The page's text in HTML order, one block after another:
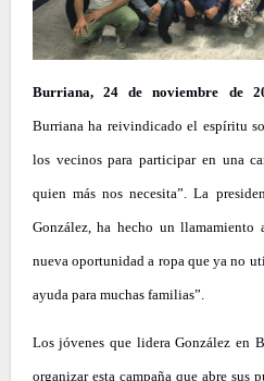
Burriana, 24 de noviembre de
Burriana ha reivindicado el espíritu
los vecinos para participar en una
quien más nos necesita”. La
González, ha hecho un llamamiento
nueva oportunidad a ropa que ya no
ayuda para muchas familias”.
Los jóvenes que lidera González en
organizar esta campaña que abre sus